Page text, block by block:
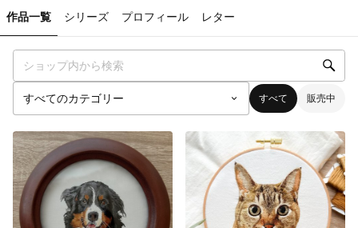
作品一覧 シリーズ プロフィール レター
すべて 販売中